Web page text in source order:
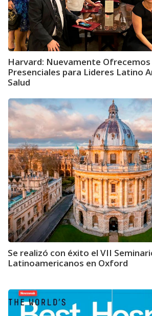
Harvard: Nuevamente Ofrecemos
Presenciales para Lideres Latino
Salud
Se realizó con éxito el VII
Latinoamericanos en Oxford